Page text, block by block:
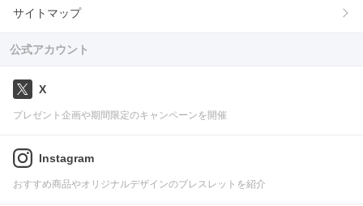
サイトマップ
公式アカウント
X
プレゼント企画や期間限定のキャンペーンを開催
Instagram
おすすめ商品やオリジナルデザインのブレスレットを紹介